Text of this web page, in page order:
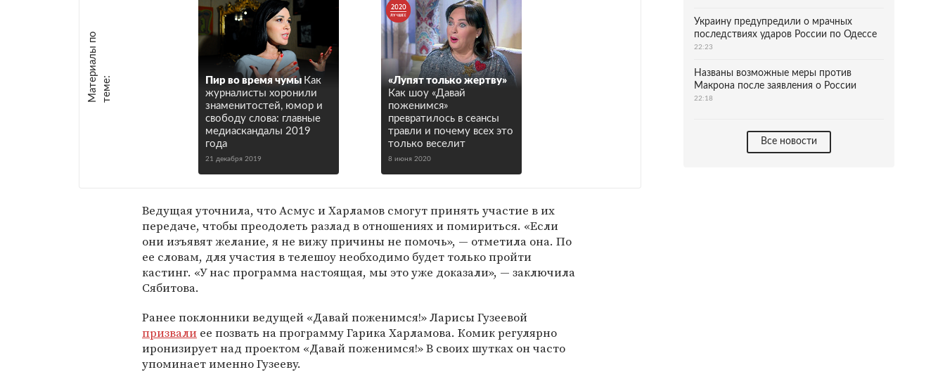
М
а
т е
р
и
а
л
ы
п
о
т
е
м
е : Пир во время чумы Как
журналисты хоронили
знаменитостей, юмор и
свободу слова: главные
медиаскандалы 2019
года
21 декабря 2019
«Лупят только жертву»
Как шоу «Давай
поженимся»
превратилось в сеансы
травли и почему всех это
только веселит
8 июня 2020
Ведущая уточнила, что Асмус и Харламов смогут принять участие в их
передаче, чтобы преодолеть разлад в отношениях и помириться. «Если
они изъявят желание, я не вижу причины не помочь», — отметила она. По
ее словам, для участия в телешоу необходимо будет только пройти
кастинг. «У нас программа настоящая, мы это уже доказали», — заключила
Сябитова.
Ранее поклонники ведущей «Давай поженимся!» Ларисы Гузеевой
призвали ее позвать на программу Гарика Харламова. Комик регулярно
иронизирует над проектом «Давай поженимся!» В своих шутках он часто
упоминает именно Гузееву.
Украину предупредили о мрачных
последствиях ударов России по Одессе
22:23
Названы возможные меры против
Макрона после заявления о России
22:18
Все новости